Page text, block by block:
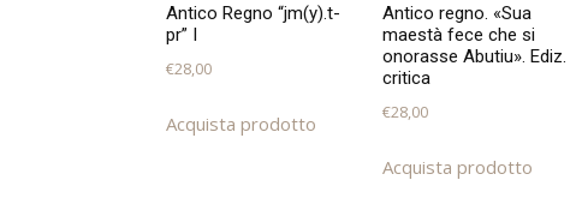
Antico Regno “jm(y).t-
pr” I
€28,00
Acquista prodotto
Antico regno. «Sua
maestà fece che si
onorasse Abutiu». Ediz.
critica
€28,00
Acquista prodotto